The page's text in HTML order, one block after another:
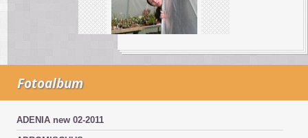
Fotoalbum
ADENIA new 02-2011